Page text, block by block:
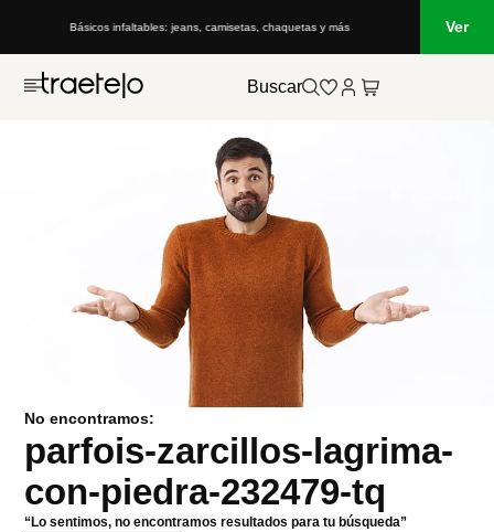
Básicos infaltables: jeans, camisetas, chaquetas y más Ver
Buscar
No encontramos:
parfois-zarcillos-lagrima-
con-piedra-232479-tq
“Lo sentimos, no encontramos resultados para tu búsqueda”